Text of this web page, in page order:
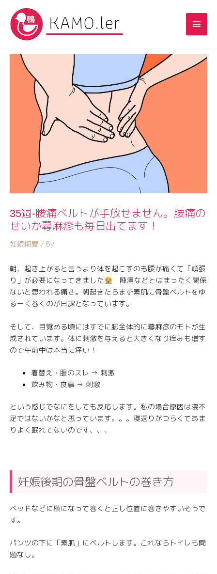
35週-腰痛ベルトが手放せません。腰痛の
せいか蕁麻疹も毎日出てます！
妊娠期間 / By
朝、起き上がると言うより体を起こすのも腰が痛くて「頑張
り」が必要になってきました
陣痛などとはまったく関係
ないと思われる痛さ。朝起きたらまず素肌に骨盤ベルトをゆ
るーく巻くのが日課となっています。
そして、目覚める頃にはすでに脚全体的に蕁麻疹のモトが生
成されています。体に刺激を与えると大きくなり痒みも増す
ので午前中は本当に痒い！
着替え・服のスレ → 刺激
飲み物・食事 → 刺激
という感じでなにをしても反応します。私の場合原因は寝不
足ではないかなと思っています。。。寝返りがつらくてあま
りよく眠れてないのです、、、
妊娠後期の骨盤ベルトの巻き方
ベッドなどに横になって巻くと正し位置に巻きやすいそうで
す。
パンツの下に「素肌」にベルトします。これならトイレも問
題なし。